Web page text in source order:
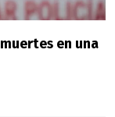
en una